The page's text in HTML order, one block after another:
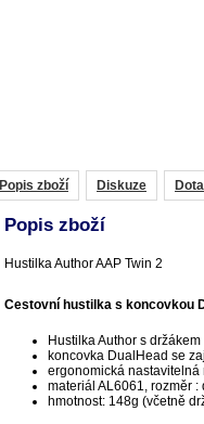
Popis zboží Diskuze
Popis zboží
Hustilka Author AAP Twin 2
Cestovní hustilka s koncovkou
Hustilka Author s
koncovka DualHead se
ergonomická
materiál AL6061, rozměr :
hmotnost: 148g (včetně